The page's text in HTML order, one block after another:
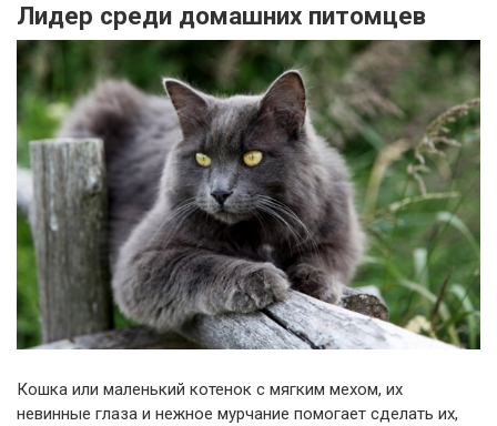
Лидер среди домашних питомцев
Кошка или маленький котенок с мягким мехом, их
невинные глаза и нежное мурчание помогает сделать их,